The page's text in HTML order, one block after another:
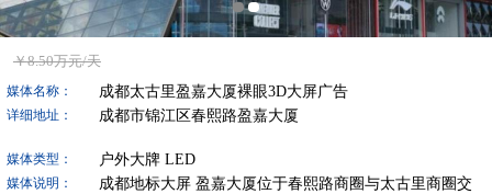
￥8.50万元/天
媒体名称： 成都太古里盈嘉大厦裸眼3D大屏广告
详细地址： 成都市锦江区春熙路盈嘉大厦
媒体类型： 户外大牌 LED
媒体说明：
成都地标大屏 盈嘉大厦位于春熙路商圈与太古里商圈交